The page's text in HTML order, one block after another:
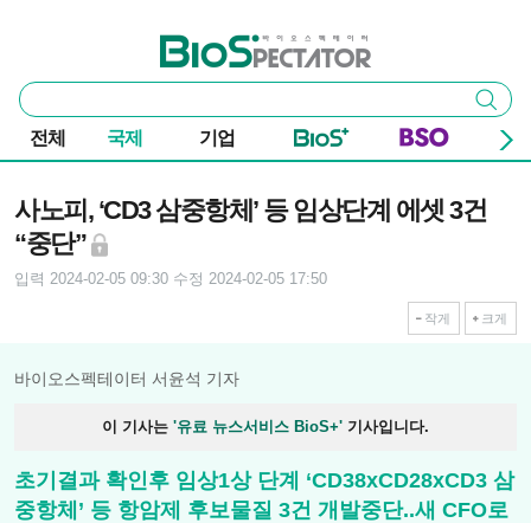
바이오스펙테이터
통
합
검
색
검색
전체 국제 기업
사노피, ‘CD3 삼중항체’ 등 임상단계 에셋 3건
“중단”
입력 2024-02-05 09:30 수정 2024-02-05 17:50
작게 크게
바이오스펙테이터 서윤석 기자
이 기사는 '유료 뉴스서비스 BioS+' 기사입니다.
초기결과 확인후 임상1상 단계 ‘CD38xCD28xCD3 삼
중항체’ 등 항암제 후보물질 3건 개발중단..새 CFO로